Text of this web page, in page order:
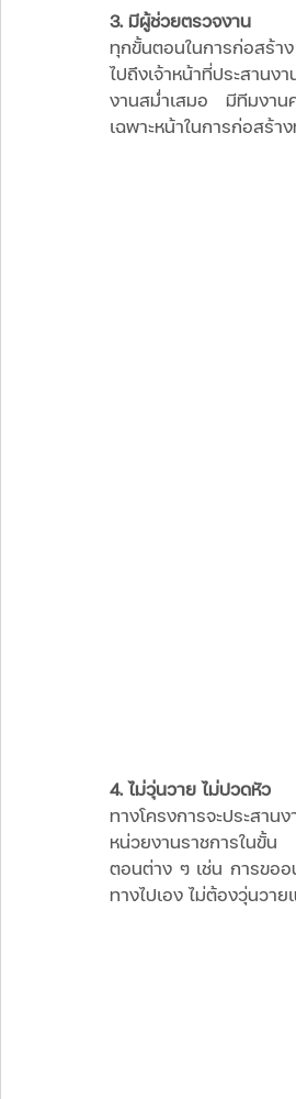
3. มีผู้ช่วยตรวจงาน
ทุกขั้นตอนในการก่อสร้า
ไปถึงเจ้าหน้าที่ประสาน
งานสม่ำเสมอ มีทีมงาน
เฉพาะหน้าในการก่อสร้า
4. ไม่วุ่นวาย ไม่ปวดหัว
ทางโครงการจะประสา
หน่วยงานราชการในขั้น
ตอนต่าง ๆ เช่น การขออ
ทางไปเอง ไม่ต้องวุ่นวา